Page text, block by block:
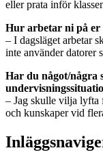
eller prata inför
Hur arbetar ni på er
– I dagsläget arbetar
inte använder datorer
Har du något/några
– Jag skulle vilja lyfta
och kunskaper vid